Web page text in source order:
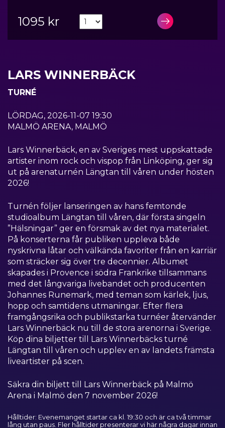
1095 kr LÄGG I
LARS WINNERBÄCK
TURNÉ
LÖRDAG, 2026-11-07 19:30
MALMÖ ARENA, MALMÖ
Lars Winnerbäck, en av Sveriges mest uppskattade
artister inom rock och vispop från Linköping, ger sig
ut på arenaturnén Längtan till våren under hösten
2026!
Turnén följer lanseringen av hans femtonde
studioalbum Längtan till våren, där första singeln
”Hälsningar” ger en försmak av det nya materialet.
På konserterna får publiken uppleva både
nyskrivna låtar och välkända favoriter från en karriär
som sträcker sig över tre decennier. Albumet
skapades i Provence i södra Frankrike tillsammans
med det långvariga livebandet och producenten
Johannes Runemark, med teman som kärlek, ljus,
hopp och samtidens utmaningar. Efter flera
framgångsrika och publikstarka turnéer återvänder
Lars Winnerbäck nu till de stora arenorna i Sverige.
Köp dina biljetter till Lars Winnerbäcks turné
Längtan till våren och upplev en av landets främsta
liveartister på scen.
Säkra din biljett till Lars Winnerbäck på Malmö
Arena i Malmö den 7 november 2026!
Hålltider: Evenemanget startar ca kl. 19:30 och är ca två timmar
lång utan paus. Fler hålltider presenterar vi här några dagar innan